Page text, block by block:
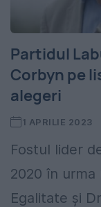
Partidul
Corbyn pe
alegeri
1 APRILIE 2023
Fostul lider
2020 în
Egalitate și